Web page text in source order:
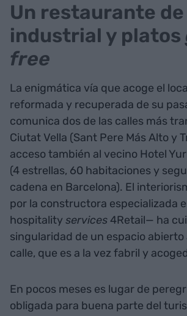
Un restaurante
industrial y platos
free
La enigmática vía que acoge el
reformada y recuperada de su
comunica dos de las calles más
Ciutat Vella (Sant Pere Más Alto y
acceso también al vecino Hotel
(4 estrellas, 60 habitaciones y
cadena en Barcelona). El
por la constructora especializada
hospitality services4Retail— ha
singularidad de un espacio abierto
calle, que es a la vez fabril y
En pocos meses es lugar de
obligada para buena parte del